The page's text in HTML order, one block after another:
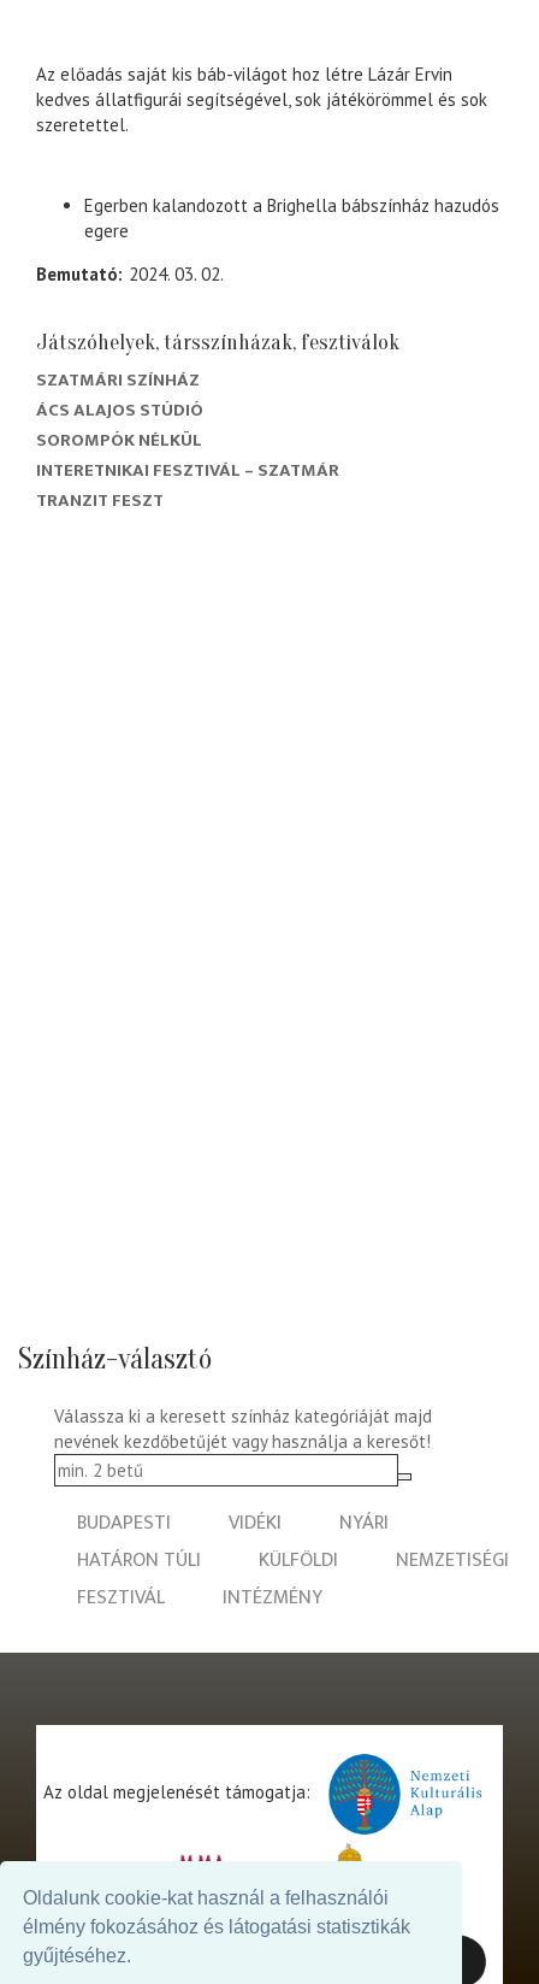
Oldalunk cookie-kat használ a felhasználói
élmény fokozásához és látogatási statisztikák
gyűjtéséhez.
Az előadás saját kis báb-világot hoz létre Lázár Ervin
kedves állatfigurái segítségével, sok játékörömmel és sok
szeretettel.
Egerben kalandozott a Brighella bábszínház hazudós
egere
Bemutató 2024. 03. 02.
Játszóhelyek, társszínházak, fesztiválok
SZATMÁRI SZÍNHÁZ
ÁCS ALAJOS STÚDIÓ
SOROMPÓK NÉLKÜL
INTERETNIKAI FESZTIVÁL – SZATMÁR
TRANZIT FESZT
Színház-választó
Válassza ki a keresett színház kategóriáját majd
nevének kezdőbetűjét vagy használja a keresőt!
BUDAPESTI VIDÉKI
NYÁRI
HATÁRON TÚLI
KÜLFÖLDI
NEMZETISÉGI
FESZTIVÁL
INTÉZMÉNY
Az oldal megjelenését támogatja: